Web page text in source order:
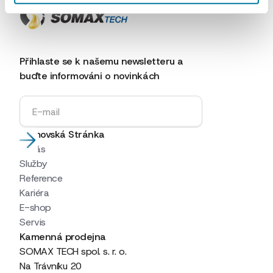
Přihlaste se k našemu newsletteru a
buďte informováni o novinkách
Domovská Stránka
O nás
Služby
Reference
Kariéra
E-shop
Servis
Kamenná prodejna
SOMAX TECH spol. s. r. o.
Na Trávníku 20